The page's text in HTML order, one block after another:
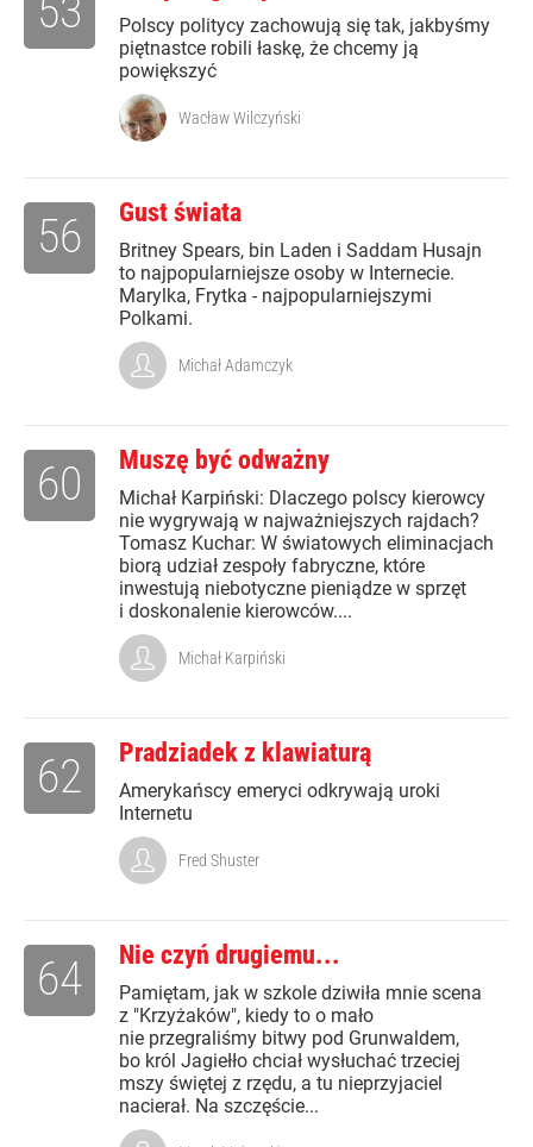
Polscy politycy zachowują się tak, jakbyśmy
piętnastce robili łaskę, że chcemy ją
powiększyć
53
Wacław Wilczyński
Gust świata
Britney Spears, bin Laden i Saddam Husajn
to najpopularniejsze osoby w Internecie.
Marylka, Frytka - najpopularniejszymi
Polkami.
56
Michał Adamczyk
Muszę być odważny
Michał Karpiński: Dlaczego polscy kierowcy
nie wygrywają w najważniejszych rajdach?
Tomasz Kuchar: W światowych eliminacjach
biorą udział zespoły fabryczne, które
inwestują niebotyczne pieniądze w sprzęt
i doskonalenie kierowców....
60
Michał Karpiński
Pradziadek z klawiaturą
Amerykańscy emeryci odkrywają uroki
Internetu
62
Fred Shuster
Nie czyń drugiemu...
Pamiętam, jak w szkole dziwiła mnie scena
z "Krzyżaków", kiedy to o mało
nie przegraliśmy bitwy pod Grunwaldem,
bo król Jagiełło chciał wysłuchać trzeciej
mszy świętej z rzędu, a tu nieprzyjaciel
nacierał. Na szczęście...
64